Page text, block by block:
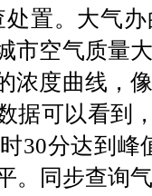
置。大气
市空气质量
浓度曲线，
据可以看到
30分达到峰
。同步查询